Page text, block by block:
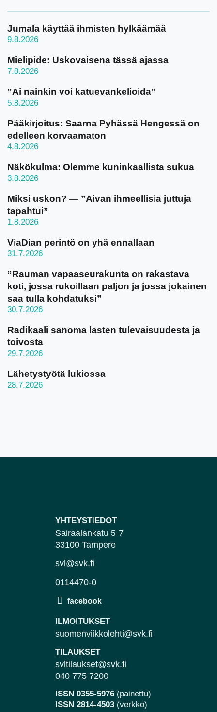
Jumala käyttää ihmisten hylkäämää
9.8.2026
Mielipide: Uskovaisena tässä ajassa
7.8.2026
”Ai näinkin voi katuevankelioida”
5.8.2026
Pääkirjoitus: Saarna Pyhässä Hengessä on
edelleen korvaamaton
4.8.2026
Näkökulma: Olemme kuninkaallista sukua
3.8.2026
Miksi uskon? — ”Aivan ihmeellisiä juttuja
tapahtui”
1.8.2026
ViaDian perintö on yhä ennallaan
31.7.2026
”Rauman vapaaseurakunta on rakastava
koti, jossa rukoillaan paljon ja jossa jokainen
saa tulla kohdatuksi”
30.7.2026
Radikaali sanoma lasten tulevaisuudesta ja
toivosta
29.7.2026
Lähetystyötä lukiossa
28.7.2026
YHTEYSTIEDOT
Sairaalankatu 5-7
33100 Tampere
svl@svk.fi
0114470-0
ILMOITUKSET
suomenviikkolehti@svk.fi
TILAUKSET
svltilaukset@svk.fi
040 775 7200
ISSN 0355-5976 (painettu)
ISSN 2814-4503 (verkko)